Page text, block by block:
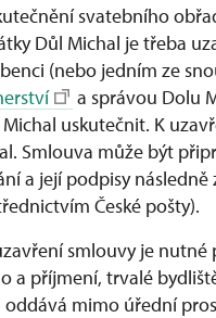
svatebního
Důl Michal je třeba
(nebo jedním ze
a správou Dolu
uskutečnit. K
Smlouva může být
a její podpisy
České pošty).
smlouvy je
a příjmení, trvalé
oddává mimo úřední